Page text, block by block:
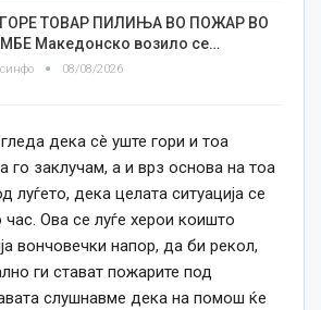
ТОВАР ПИЛИЊА ВО ПОЖАР ВО
Македонско возило се…
08/08/2026
дека сè уште гори и тоа
заклучам, а и врз основа на тоа
луѓето, дека целата ситуација се
Ова се луѓе херои коишто
вончовечки напор, да би рекол,
ги стават пожарите под
слушнавме дека на помош ќе